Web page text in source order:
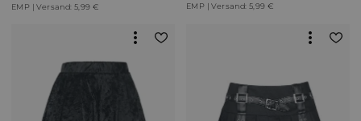
EMP | Versand: 5,99 €
EMP | Versand: 5,99 €